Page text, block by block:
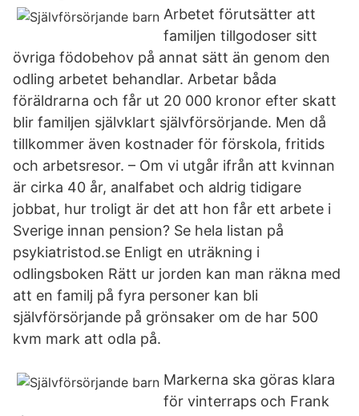
Arbetet förutsätter att
familjen tillgodoser sitt
övriga födobehov på annat sätt än genom den
odling arbetet behandlar. Arbetar båda
föräldrarna och får ut 20 000 kronor efter skatt
blir familjen självklart självförsörjande. Men då
tillkommer även kostnader för förskola, fritids
och arbetsresor. – Om vi utgår ifrån att kvinnan
är cirka 40 år, analfabet och aldrig tidigare
jobbat, hur troligt är det att hon får ett arbete i
Sverige innan pension? Se hela listan på
psykiatristod.se Enligt en uträkning i
odlingsboken Rätt ur jorden kan man räkna med
att en familj på fyra personer kan bli
självförsörjande på grönsaker om de har 500
kvm mark att odla på.
Markerna ska göras klara
för vinterraps och Frank